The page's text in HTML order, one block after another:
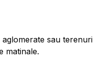
sau terenuri
matinale.